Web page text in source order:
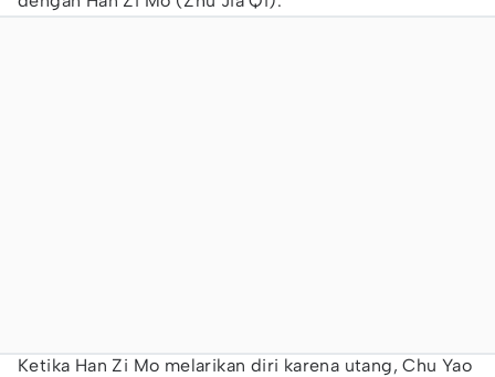
Ketika Han Zi Mo melarikan diri karena utang, Chu Yao